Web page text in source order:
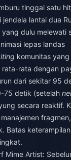
tinggal satu
jendela lantai dua
dulu melewati
lepas landas
komunitas
rata-rata dengan
dari sekitar 95
75 detik (setelah
secara reaktif.
Batas
Mime Artist: